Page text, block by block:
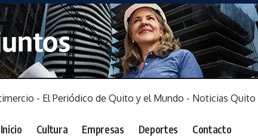
Inicio Cultura Empresas Deportes Contacto